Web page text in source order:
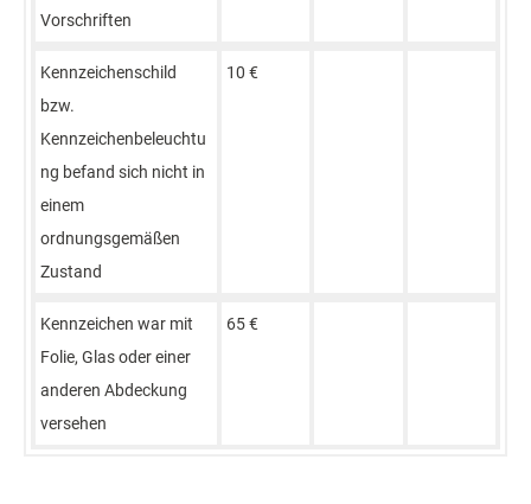
Vorschriften
Kennzeichenschild
bzw.
Kennzeichenbeleuchtu
ng befand sich nicht in
einem
ordnungsgemäßen
Zustand
10 €
Kennzeichen war mit
Folie, Glas oder einer
anderen Abdeckung
versehen
65 €